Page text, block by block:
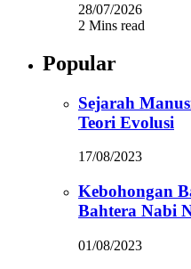
28/07/2026
2 Mins read
Popular
Sejarah
Teori Evolusi
17/08/2023
Kebohongan
Bahtera Nabi
01/08/2023